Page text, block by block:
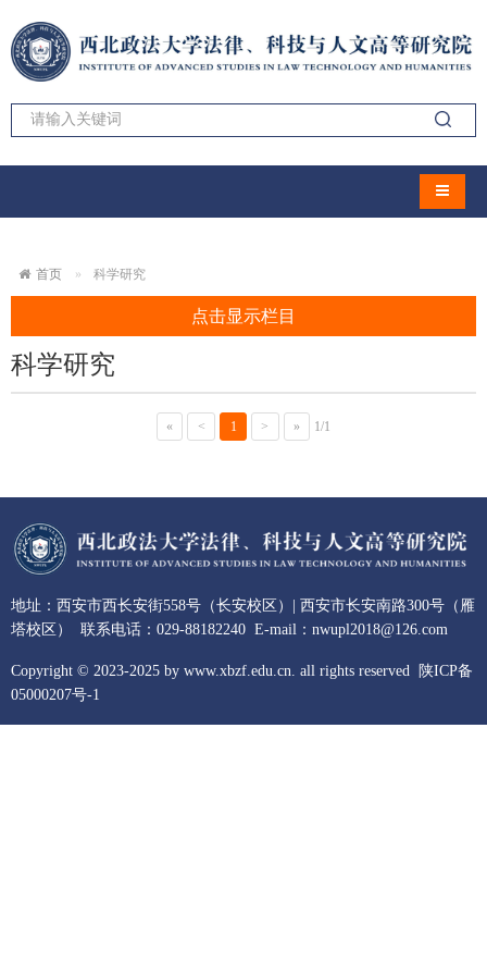
导航切
首页 科学研究
点击显示栏目
科学研究
« < 1 > » 1/1
地址：西安市西长安街558号（长安校区）| 西安市长安南路300号（雁
塔校区） 联系电话：029-88182240 E-mail：nwupl2018@126.com
Copyright © 2023-2025 by www.xbzf.edu.cn. all rights reserved
陕ICP备
05000207号-1